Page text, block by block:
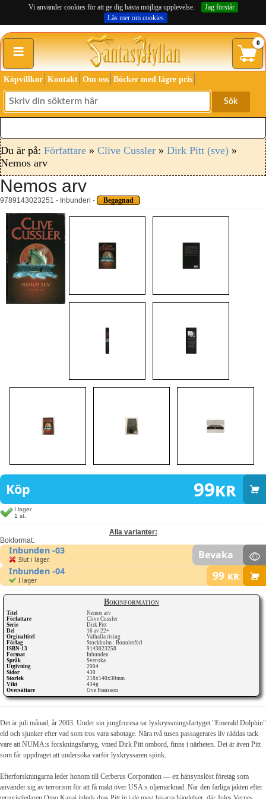
Vi använder cookies för att ge dig bästa möjliga upplevelse.
Jag förstår
Läs mer om cookies
≡ 0
Köpvillkor Kontakt Om oss Böcker med lägre pris
Sök
Du är på: Författare » Clive Cussler » Dirk Pitt (sve) »
Nemos arv
Nemos arv
9789143023251 - Inbunden - Begagnad
Bokinformation
Titel
Nemos arv
Författare
Clive Cussler
Serie
Dirk Pitt
Del
16 av 22+
Orginaltitel
Valhalla rising
Förlag
Stockholm : Bonnierförl
ISBN-13
9143023258
Format
Inbunden
Språk
Svenska
Utgivning
2004
Sidor
430
Storlek
218x140x30mm
Vikt
434g
Översättare
Ove Fransson
Köp 99kr
I lager
1 st.
Alla varianter:
Bokformat:
Inbunden -03
Slut i lager. Bevaka
Inbunden -04
I lager 99 kr
Det är juli månad, år 2003. Under sin jungfruresa tar lyxkryssningsfartyget "Emerald Dolphin"
eld och sjunker efter vad som tros vara sabotage. Nära två tusen passagerares liv räddas tack
vare att NUMA:s forskningsfartyg, vmed Dirk Pitt ombord, finns i närheten. Det är även Pitt
som får uppdraget att undersöka varför lyxkryssaren sjönk.
Efterforskningarna leder honom till Cerberus Corporation — ett hänsynslöst företag som
använder sig av terrorism för att få makt över USA:s oljemarknad. När den farliga jakten efter